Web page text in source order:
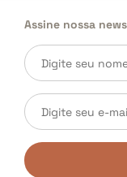
Assine nossa